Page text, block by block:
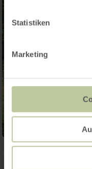
Statistiken
Marketing